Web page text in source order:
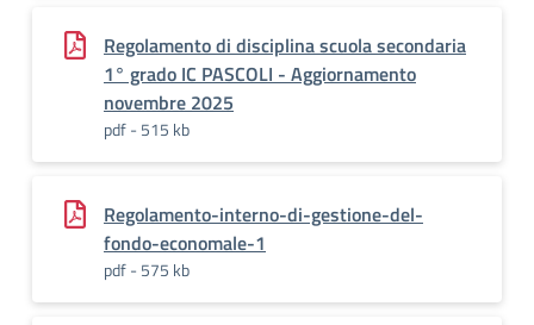
Regolamento di disciplina scuola secondaria
1° grado IC PASCOLI - Aggiornamento
novembre 2025
pdf - 515 kb
Regolamento-interno-di-gestione-del-
fondo-economale-1
pdf - 575 kb